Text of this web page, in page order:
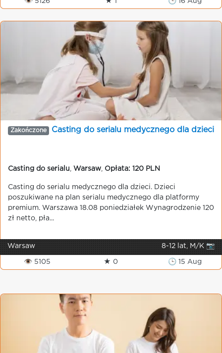
Zakończone Casting do serialu medycznego dla dzieci
Casting do serialu Warsaw Opłata: 120 PLN
Casting do serialu medycznego dla dzieci. Dzieci
poszukiwane na plan serialu medycznego dla platformy
premium. Warszawa 18.08 poniedziałek Wynagrodzenie 120
zł netto, pła...
Warsaw 8-12 lat, M/K 📷
👁 5105 ★ 0 🕒 15 Aug